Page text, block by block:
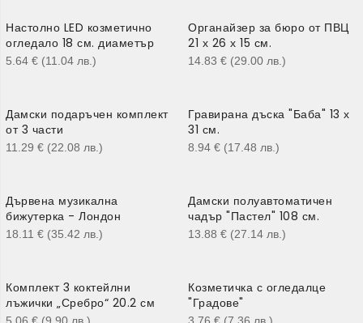
Настолно LED козметично
огледало 18 см. диаметър
5.64 € (11.04 лв. )
Органайзер за бюро от ПВЦ
21 х 26 х 15 см.
14.83 € (29.00 лв. )
Дамски подаръчен комплект
от 3 части
11.29 € (22.08 лв. )
Гравирана дъска "Баба" 13 х
31 см.
8.94 € (17.48 лв. )
Дървена музикална
бижутерка - Лондон
18.11 € (35.42 лв. )
Дамски полуавтоматичен
чадър "Пастел" 108 см.
13.88 € (27.14 лв. )
Комплект 3 коктейлни
лъжички „Сребро“ 20.2 см
5.06 € (9.90 лв. )
Козметичка с огледалце
"Градове"
3.76 € (7.36 лв. )